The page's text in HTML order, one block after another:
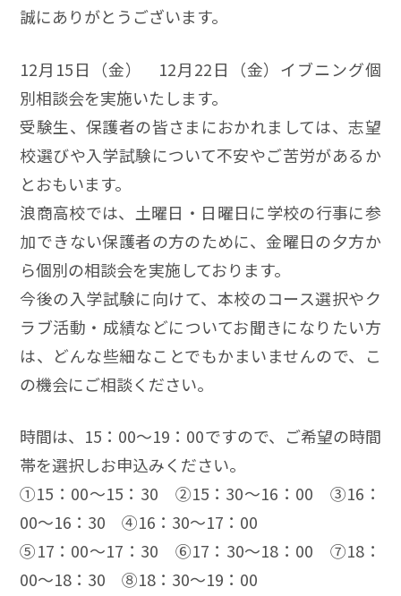
誠にありがとうございます。
12月15日（金） 12月22日（金）イブニング個
別相談会を実施いたします。
受験生、保護者の皆さまにおかれましては、志望
校選びや入学試験について不安やご苦労があるか
とおもいます。
浪商高校では、土曜日・日曜日に学校の行事に参
加できない保護者の方のために、金曜日の夕方か
ら個別の相談会を実施しております。
今後の入学試験に向けて、本校のコース選択やク
ラブ活動・成績などについてお聞きになりたい方
は、どんな些細なことでもかまいませんので、こ
の機会にご相談ください。
時間は、15：00～19：00ですので、ご希望の時間
帯を選択しお申込みください。
➀15：00～15：30 ➁15：30～16：00 ③16：
00～16：30 ④16：30～17：00
⑤17：00～17：30 ⑥17：30～18：00 ⑦18：
00～18：30 ⑧18：30～19：00